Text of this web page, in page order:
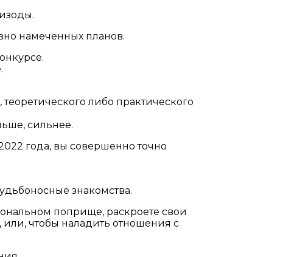
намеченных планов.
либо практического
сильнее.
года, вы совершенно точно
знакомства.
поприще, раскроете свои
или, чтобы наладить отношения с